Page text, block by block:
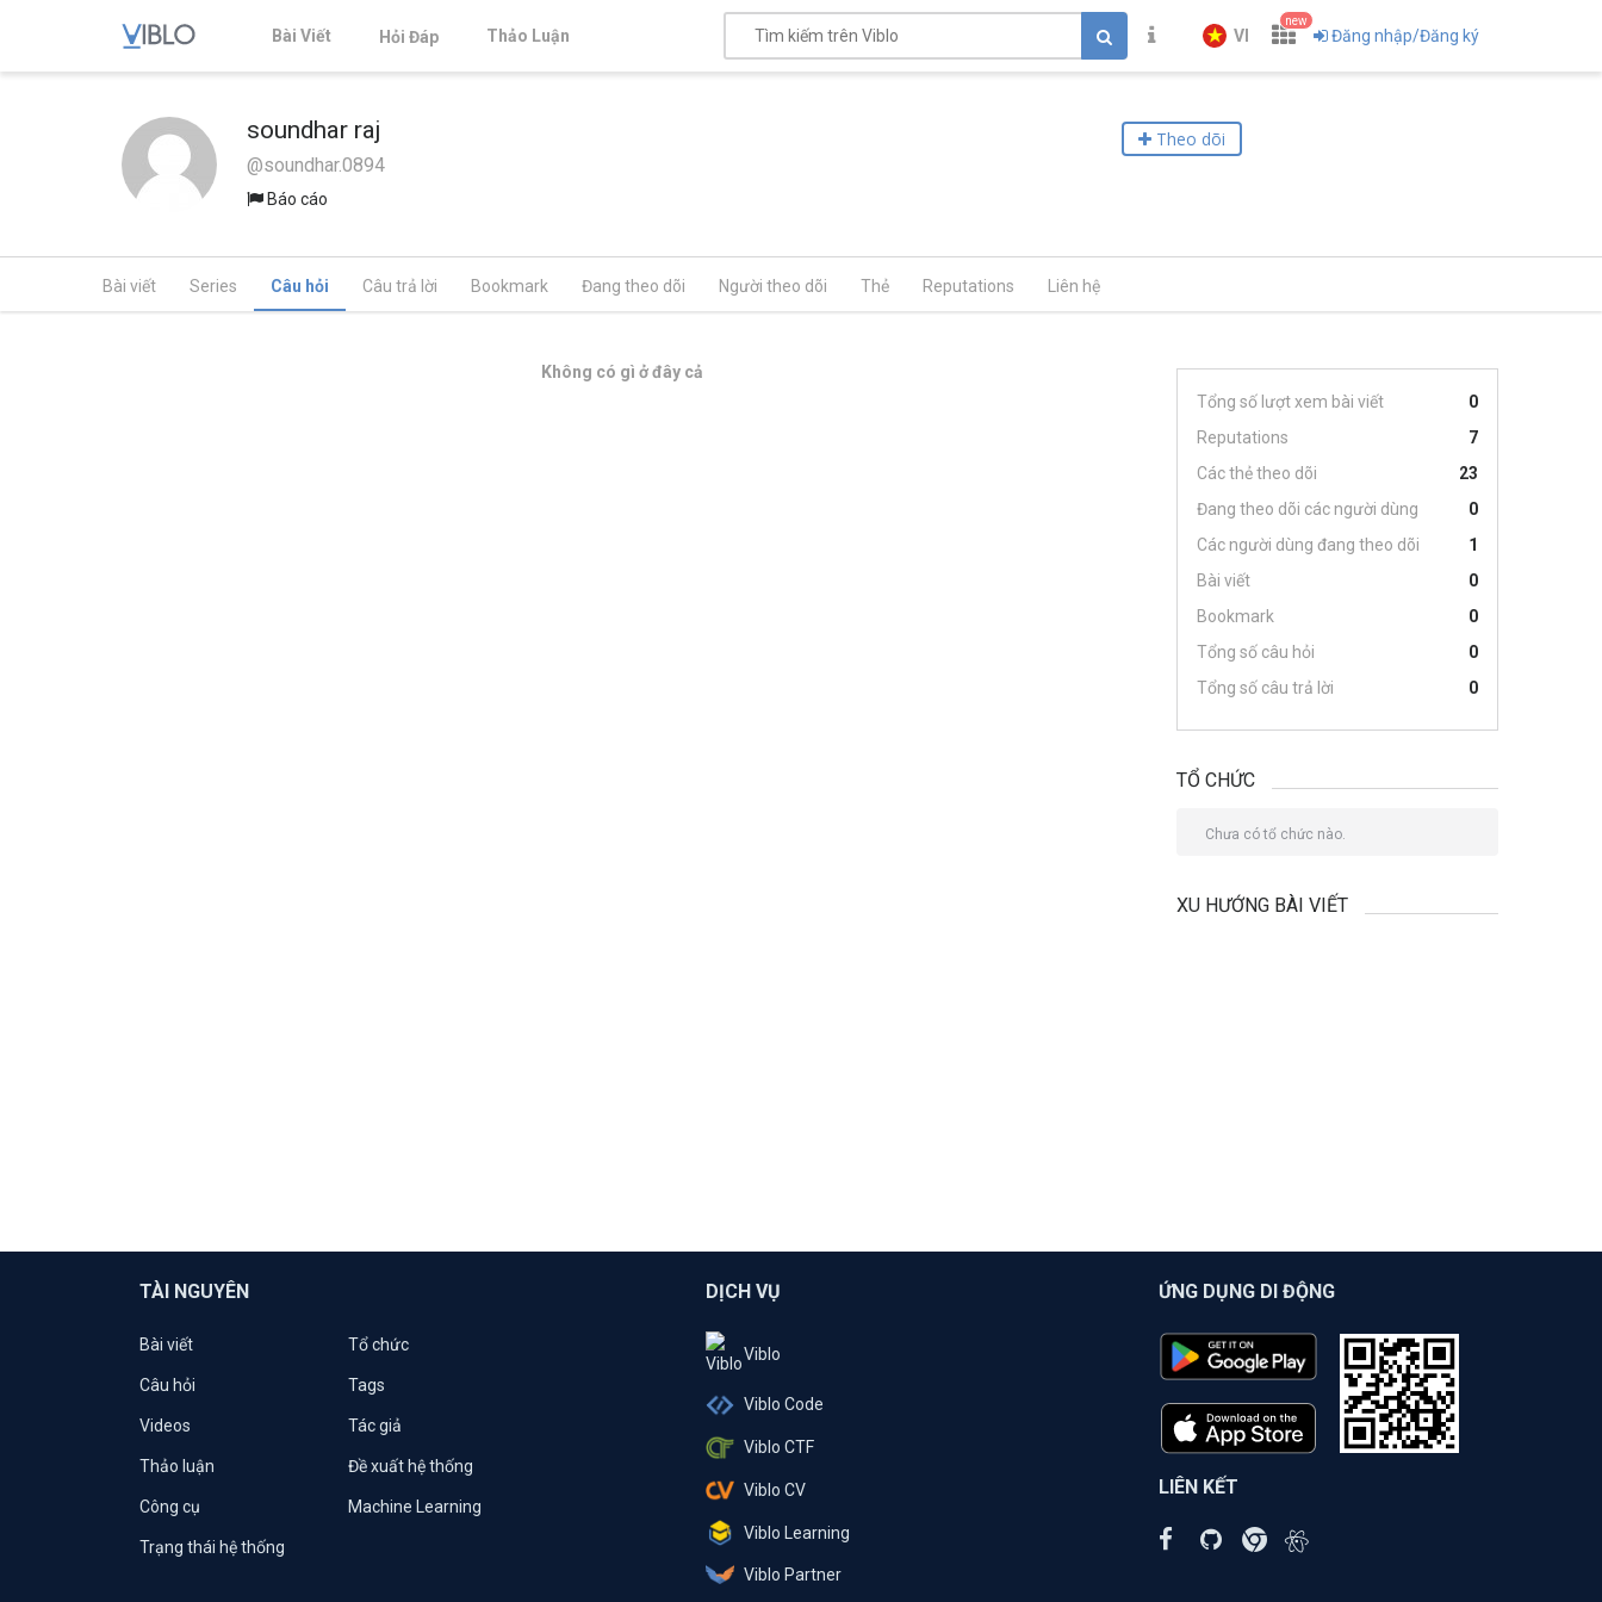
Bài Viết Hỏi Đáp Thảo Luận VI
new
Đăng nhập/Đăng ký
soundhar raj
@soundhar.0894
Báo cáo
Theo dõi
Bài viết Series Câu hỏi Câu trả lời Bookmark Đang theo dõi Người theo dõi Thẻ Reputations Liên hệ
Không có gì ở đây cả
Tổng số lượt xem bài viết
0
Reputations
7
Các thẻ theo dõi
23
Đang theo dõi các người dùng
0
Các người dùng đang theo dõi
1
Bài viết
0
Bookmark
0
Tổng số câu hỏi
0
Tổng số câu trả lời
0
TỔ CHỨC
Chưa có tổ chức nào.
XU HƯỚNG BÀI VIẾT
TÀI NGUYÊN
Bài viết Tổ chức
Câu hỏi Tags
Videos Tác giả
Thảo luận Đề xuất hệ thống
Công cụ Machine Learning
Trạng thái hệ thống
DỊCH VỤ
Viblo
Viblo Code
Viblo CTF
Viblo CV
Viblo Learning
Viblo Partner
ỨNG DỤNG DI ĐỘNG
LIÊN KẾT